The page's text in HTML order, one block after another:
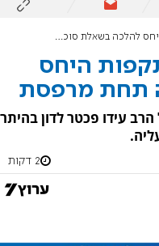
בשאלת סוכה תחת מרפסת
היחס
תחת מרפסת
עידו פכטר לדון בהיתר
2 דקות